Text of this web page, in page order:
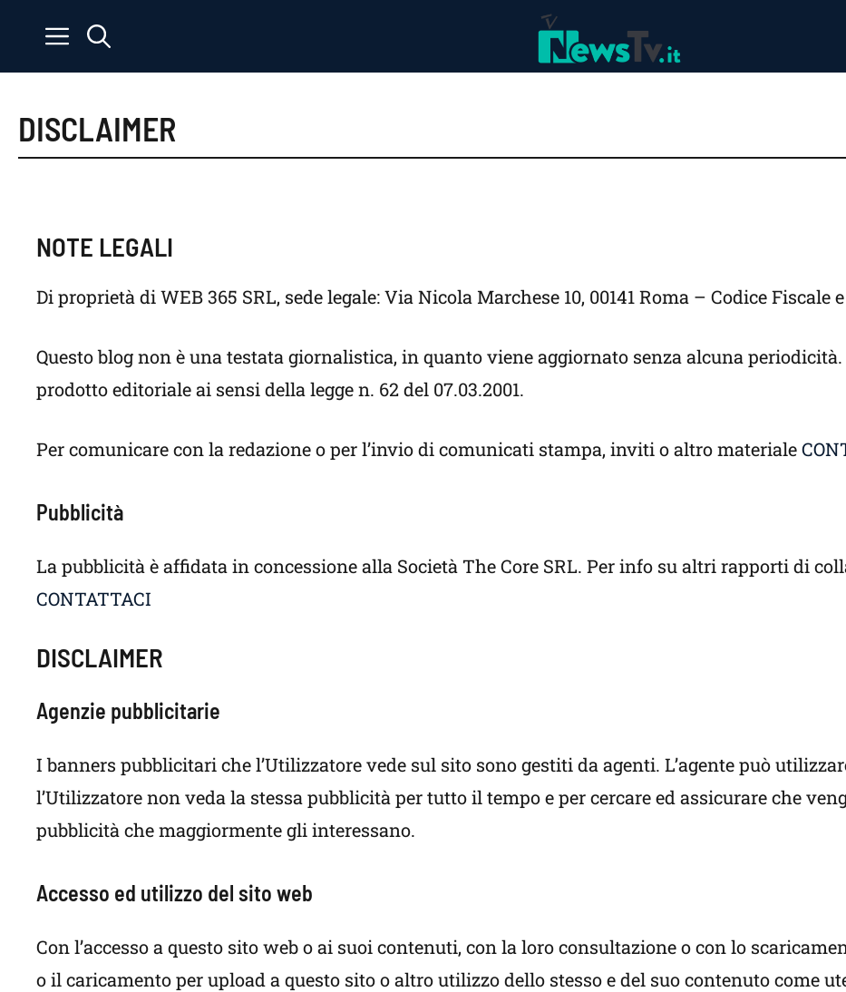
contenuto
DISCLAIMER
NOTE LEGALI
Di proprietà di WEB 365 SRL, sede legale: Via Nicola Marchese 10, 00141 Roma – Codice Fiscale
Questo blog non è una testata giornalistica, in quanto viene aggiornato senza alcuna
prodotto editoriale ai sensi della legge n. 62 del 07.03.2001.
Per comunicare con la redazione o per l’invio di comunicati stampa, inviti o altro materiale
Pubblicità
La pubblicità è affidata in concessione alla Società The Core SRL. Per info su altri rapporti di
CONTATTACI
DISCLAIMER
Agenzie pubblicitarie
I banners pubblicitari che l’Utilizzatore vede sul sito sono gestiti da agenti. L’agente può
l’Utilizzatore non veda la stessa pubblicità per tutto il tempo e per cercare ed assicurare che
pubblicità che maggiormente gli interessano.
Accesso ed utilizzo del sito web
Con l’accesso a questo sito web o ai suoi contenuti, con la loro consultazione o con lo
o il caricamento per upload a questo sito o altro utilizzo dello stesso e del suo contenuto come